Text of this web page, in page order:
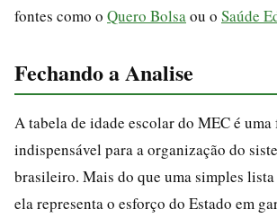
fontes como o Quero Bolsa ou o Saúde
Fechando a Analise
A tabela de idade escolar do MEC é uma
indispensável para a organização do
brasileiro. Mais do que uma simples
ela representa o esforço do Estado em